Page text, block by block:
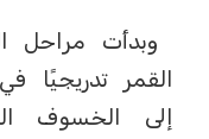
وبدأت مراحل
القمر
إلى الخسوف